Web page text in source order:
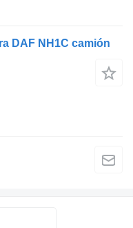
DAF NH1C camión